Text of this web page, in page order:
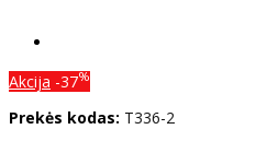
Akcija -37%
Prekės kodas: T336-2